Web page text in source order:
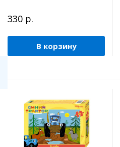
330 р.
В корзину